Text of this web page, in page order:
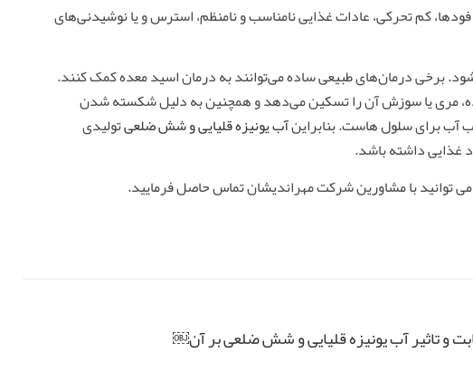
کم تحرکی، عادات غذایی نامناسب و نامنظم، استرس و یا نوشیدنی‌های
برخی درمان‌های طبیعی ساده می‌توانند به درمان اسید معده کمک کنند.
مری یا سوزش آن را تسکین می‌دهد و همچنین به دلیل شکسته شدن
آب برای سلول هاست. بنابراینآب یونیزه قلیایی و شش ضلعیتولیدی
غذایی داشته باشد.
توانید با مشاورین شرکت مهراندیشان تماس حاصل فرمایید.
و تاثیر آب یونیزه قلیایی و شش ضلعی بر آن￼